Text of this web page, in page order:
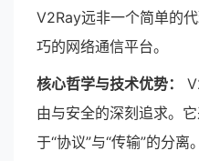
V2Ray远非一个简单的
巧的网络通信平台。
核心哲学与技术优势：
由与安全的深刻追求。
于“协议”与“传输”的分